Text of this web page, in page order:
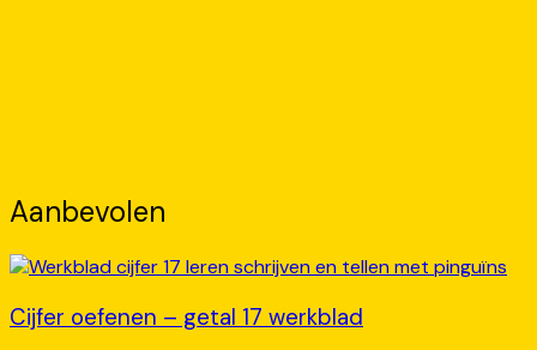
Aanbevolen
Cijfer oefenen – getal 17 werkblad